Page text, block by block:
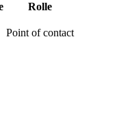
Rolle
Point of contact